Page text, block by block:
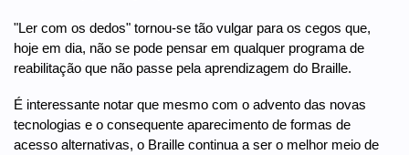
"Ler com os dedos" tornou-se tão vulgar para os cegos que,
hoje em dia, não se pode pensar em qualquer programa de
reabilitação que não passe pela aprendizagem do Braille.
É interessante notar que mesmo com o advento das novas
tecnologias e o consequente aparecimento de formas de
acesso alternativas, o Braille continua a ser o melhor meio de